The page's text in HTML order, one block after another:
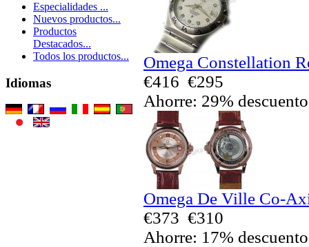
Especialidades ...
Nuevos productos...
Productos
Destacados...
Todos los productos...
Idiomas
Omega Constellation
€416 €295
Ahorre: 29% descuento
Omega De Ville Co-
€373 €310
Ahorre: 17% descuento